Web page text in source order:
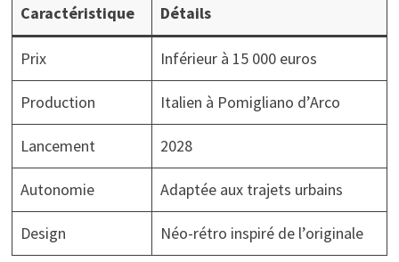
Caractéristique Détails
Prix Inférieur à 15 000 euros
Production Italien à Pomigliano d’Arco
Lancement 2028
Autonomie Adaptée aux trajets urbains
Design Néo-rétro inspiré de l’originale